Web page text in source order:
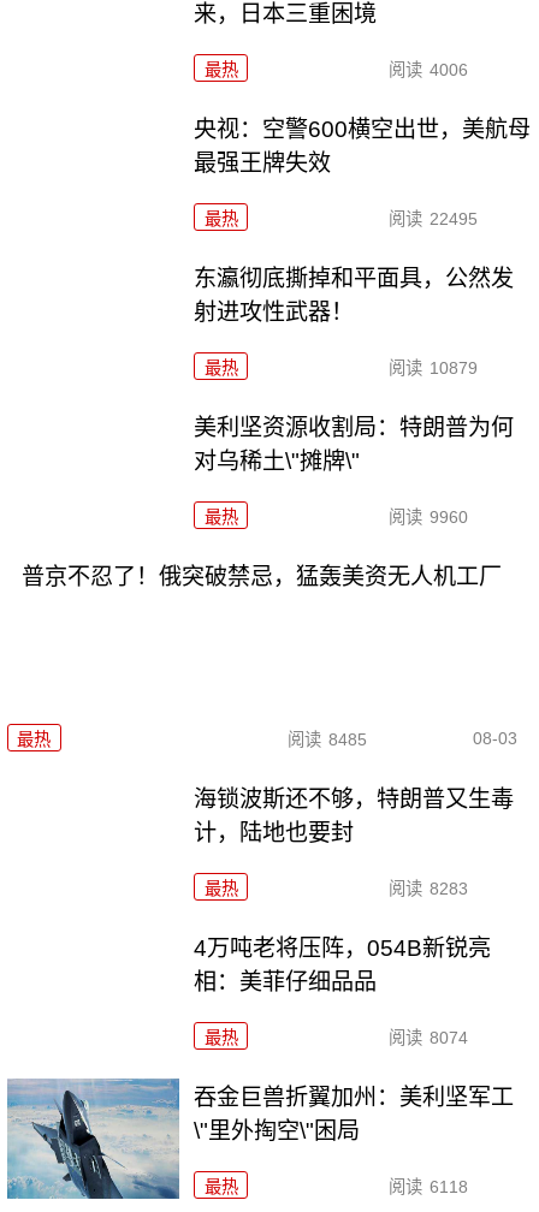
来，日本三重困境
最热 阅读 4006
央视：空警600横空出世，美航母
最强王牌失效
最热 阅读 22495
东瀛彻底撕掉和平面具，公然发
射进攻性武器！
最热 阅读 10879
美利坚资源收割局：特朗普为何
对乌稀土\"摊牌\"
最热 阅读 9960
普京不忍了！俄突破禁忌，猛轰美资无人机工厂
最热 阅读 8485 08-03
海锁波斯还不够，特朗普又生毒
计，陆地也要封
最热 阅读 8283
4万吨老将压阵，054B新锐亮
相：美菲仔细品品
最热 阅读 8074
吞金巨兽折翼加州：美利坚军工
\"里外掏空\"困局
最热 阅读 6118